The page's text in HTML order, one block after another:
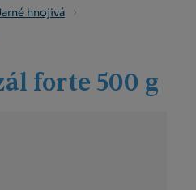
hnojivá
forte 500 g